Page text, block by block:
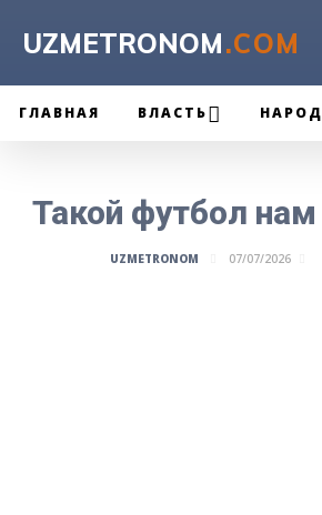
UZMETRONOM.COM
ГЛАВНАЯ ВЛАСТЬ НАРОД
Такой футбол
UZMETRONOM 07/07/2026